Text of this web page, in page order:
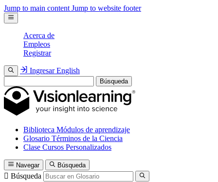
Jump to main content Jump to website footer
Acerca de
Empleos
Registrar
Ingresar English
Búsqueda
Biblioteca Módulos de aprendizaje
Glosario Términos de la Ciencia
Clase Cursos Personalizados
Navegar Búsqueda
Búsqueda